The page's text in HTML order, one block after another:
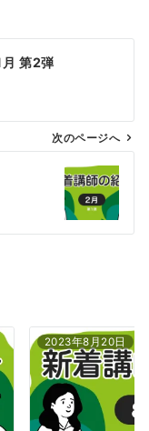
第2弾
次のページへ
2023年8月20日